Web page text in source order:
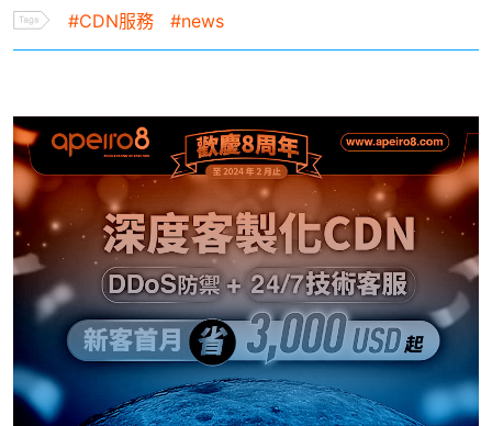
#CDN服務 #news